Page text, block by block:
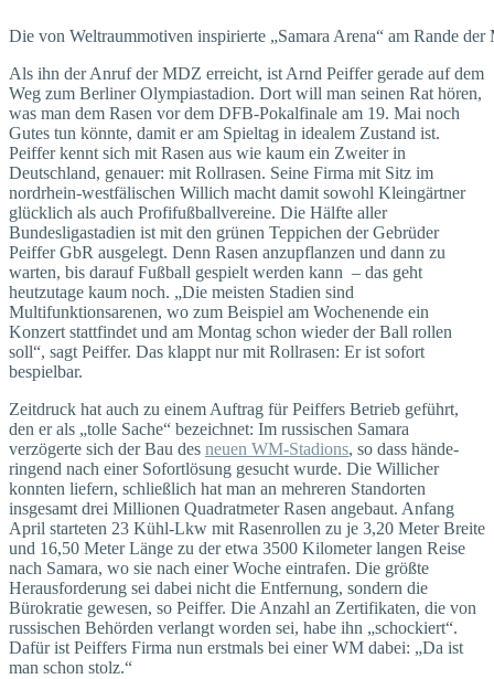
Die von Weltraummotiven inspirierte „Samara Arena“ am Rande
Als ihn der Anruf der MDZ erreicht, ist Arnd Peiffer gerade auf dem
Weg zum Berliner Olympia­stadion. Dort will man seinen Rat hören,
was man dem Rasen vor dem DFB-Pokalfinale am 19. Mai noch
Gutes tun könnte, damit er am Spieltag in idealem Zustand ist.
Peiffer kennt sich mit Rasen aus wie kaum ein Zweiter in
Deutschland, genauer: mit Rollrasen. Seine Firma mit Sitz im
nordrhein-westfälischen Willich macht damit sowohl Kleingärtner
glücklich als auch Profifußballvereine. Die Hälfte aller
Bundesligastadien ist mit den grünen Teppichen der Gebrüder
Peiffer GbR ausgelegt. Denn Rasen anzupflanzen und dann zu
warten, bis darauf Fußball gespielt werden kann – das geht
heutzutage kaum noch. „Die meisten Sta­dien sind
Multifunktionsarenen, wo zum Beispiel am Wochenende ein
Konzert stattfindet und am Montag schon wieder der Ball rollen
soll“, sagt Peiffer. Das klappt nur mit Rollrasen: Er ist sofort
bespielbar.
Zeitdruck hat auch zu einem Auftrag für Peiffers Betrieb geführt,
den er als „tolle Sache“ bezeichnet: Im russischen Samara
verzögerte sich der Bau des neuen WM-Stadions, so dass hände­
ringend nach einer Sofortlösung gesucht wurde. Die Willicher
konnten liefern, schließlich hat man an mehreren Standorten
insgesamt drei Millionen Quadrat­meter Rasen angebaut. Anfang
April starteten 23 Kühl-Lkw mit Rasenrollen zu je 3,20 Meter Breite
und 16,50 Meter Länge zu der etwa 3500 Kilometer langen Reise
nach Samara, wo sie nach einer Woche eintrafen. Die größte
Herausforderung sei dabei nicht die Entfernung, sondern die
Bürokratie gewesen, so Peiffer. Die Anzahl an Zertifikaten, die von
russischen Behörden verlangt worden sei, habe ihn „schockiert“.
Dafür ist Peiffers Firma nun erstmals bei einer WM dabei: „Da ist
man schon stolz.“